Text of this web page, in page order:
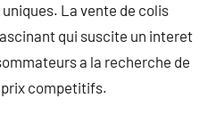
La vente de colis
qui suscite un interet
a la recherche de
competitifs.